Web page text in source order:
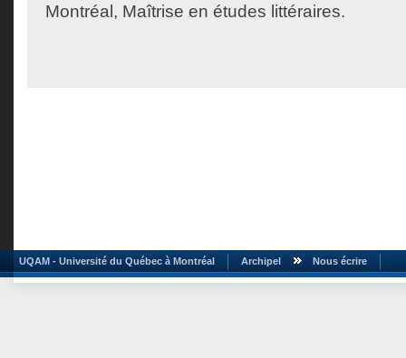
Montréal, Maîtrise en études littéraires.
UQAM - Université du Québec à Montréal Archipel Nous écrire